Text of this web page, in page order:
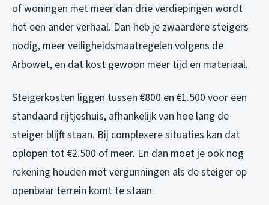
of woningen met meer dan drie verdiepingen wordt
het een ander verhaal. Dan heb je zwaardere steigers
nodig, meer veiligheidsmaatregelen volgens de
Arbowet, en dat kost gewoon meer tijd en materiaal.
Steigerkosten liggen tussen €800 en €1.500 voor een
standaard rijtjeshuis, afhankelijk van hoe lang de
steiger blijft staan. Bij complexere situaties kan dat
oplopen tot €2.500 of meer. En dan moet je ook nog
rekening houden met vergunningen als de steiger op
openbaar terrein komt te staan.